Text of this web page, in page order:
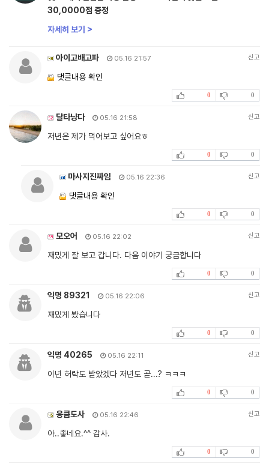
30,0000점 증정
자세히 보기 >
아이고배고파 05.16 21:57 신고
댓글내용 확인
0 0
달타냥다 05.16 21:58 신고
저년은 제가 먹어보고 싶어요ㅎ
0 0
마사지진짜임 05.16 22:36 신고
댓글내용 확인
0 0
모오어 05.16 22:02 신고
재밌게 잘 보고 갑니다. 다음 이야기 궁금합니다
0 0
익명 89321 05.16 22:06 신고
재밌게 봤습니다
0 0
익명 40265 05.16 22:11 신고
이년 허락도 받았겠다 저년도 곧...? ㅋㅋㅋ
0 0
응큼도사 05.16 22:46 신고
아..좋네요.^^ 감사.
0 0